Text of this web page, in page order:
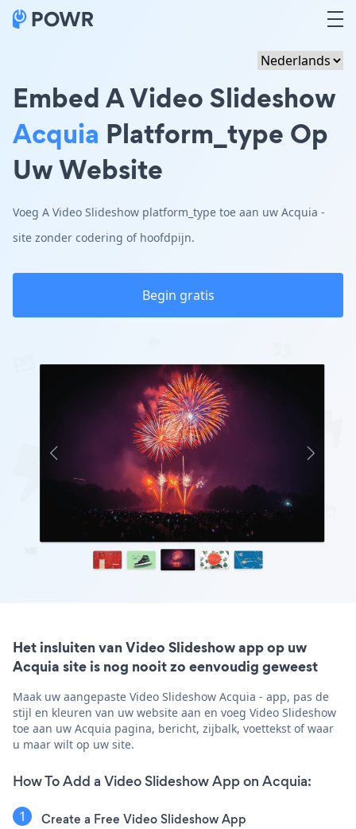
Embed A Video Slideshow
Acquia Platform_type Op
Uw Website
Voeg A Video Slideshow platform_type toe aan uw Acquia -
site zonder codering of hoofdpijn.
Begin gratis
Het insluiten van Video Slideshow app op uw
Acquia site is nog nooit zo eenvoudig geweest
Maak uw aangepaste Video Slideshow Acquia - app, pas de
stijl en kleuren van uw website aan en voeg Video Slideshow
toe aan uw Acquia pagina, bericht, zijbalk, voettekst of waar
u maar wilt op uw site.
How To Add a Video Slideshow App on Acquia:
Create a Free Video Slideshow App